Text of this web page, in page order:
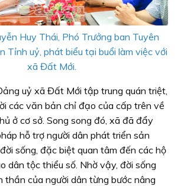
Huy Thái, Phó Trưởng ban Tuyên
Tỉnh uỷ, phát biểu tại buổi làm việc với
xã Đất Mới.
uỷ xã Đất Mới tập trung quán triệt,
các văn bản chỉ đạo của cấp trên về
ở cơ sở. Song song đó, xã đã đẩy
hỗ trợ người dân phát triển sản
sống, đặc biệt quan tâm đến các hộ
dân tộc thiểu số. Nhờ vậy, đời sống
của người dân từng bước nâng